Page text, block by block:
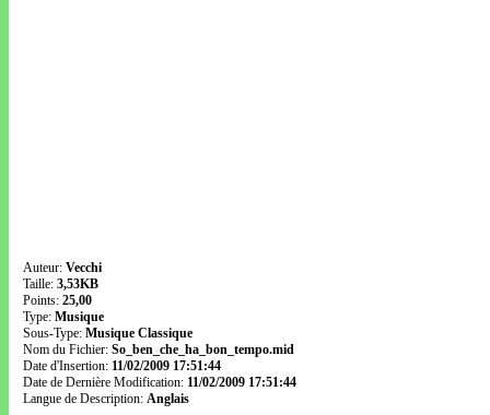
Auteur: Vecchi
Taille: 3,53KB
Points: 25,00
Type: Musique
Sous-Type: Musique Classique
Nom du Fichier: So_ben_che_ha_bon_tempo.mid
Date d'Insertion: 11/02/2009 17:51:44
Date de Dernière Modification: 11/02/2009 17:51:44
Langue de Description: Anglais